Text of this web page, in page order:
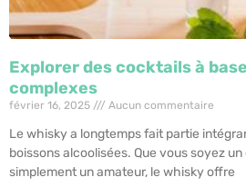
Explorer des cocktails à
complexes
février 16, 2025 Aucun commentaire
Le whisky a longtemps fait partie
boissons alcoolisées. Que vous soyez
simplement un amateur, le whisky offre